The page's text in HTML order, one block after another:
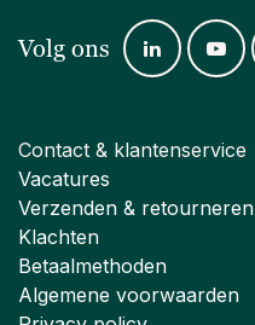
Volg ons
Contact & klantenservice
Vacatures
Verzenden & retourneren
Klachten
Betaalmethoden
Algemene voorwaarden